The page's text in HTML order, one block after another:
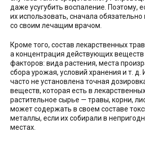
даже усугубить воспаление. Поэтому,
их использовать, сначала обязательно
со своим лечащим врачом.
Кроме того, состав лекарственных
а концентрация действующих веществ
факторов: вида растения, места
сбора урожая, условий хранения и т. д.
часто не установлена точная
веществ, которая есть в
растительное сырье — травы, корни,
может содержать в своем составе
металлы, если их собирали в
местах.